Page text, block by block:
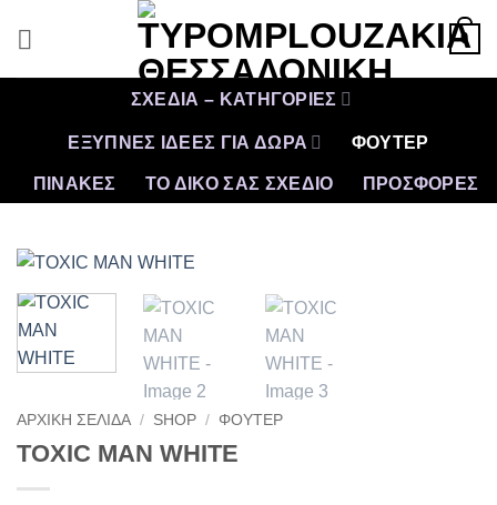
0
ΣΧΕΔΙΑ – ΚΑΤΗΓΟΡΙΕΣ
ΕΞΥΠΝΕΣ ΙΔΕΕΣ ΓΙΑ ΔΩΡΑ ΦΟΥΤΕΡ
ΠΙΝΑΚΕΣ ΤΟ ΔΙΚΟ ΣΑΣ ΣΧΕΔΙΟ ΠΡΟΣΦΟΡΈΣ
ΑΡΧΙΚΉ ΣΕΛΊΔΑ / SHOP / ΦΟΥΤΕΡ
TOXIC MAN WHITE